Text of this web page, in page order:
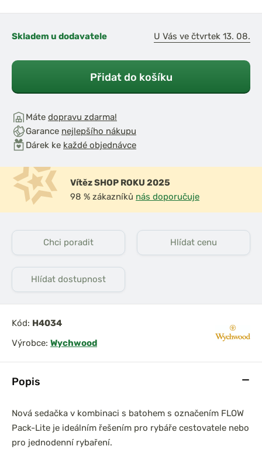
Popis
Nová sedačka v kombinaci s batohem s označením FLOW
Pack-Lite je ideálním řešením pro rybáře cestovatele nebo
pro jednodenní rybaření.
Skladem u dodavatele U Vás ve čtvrtek 13. 08.
Přidat do košíku
Máte dopravu zdarma!
Garance nejlepšího nákupu
Dárek ke každé objednávce
Vítěz SHOP ROKU 2025
98 % zákazníků nás doporučuje
Chci poradit Hlídat cenu
Hlídat dostupnost
Kód: H4034
Výrobce: Wychwood